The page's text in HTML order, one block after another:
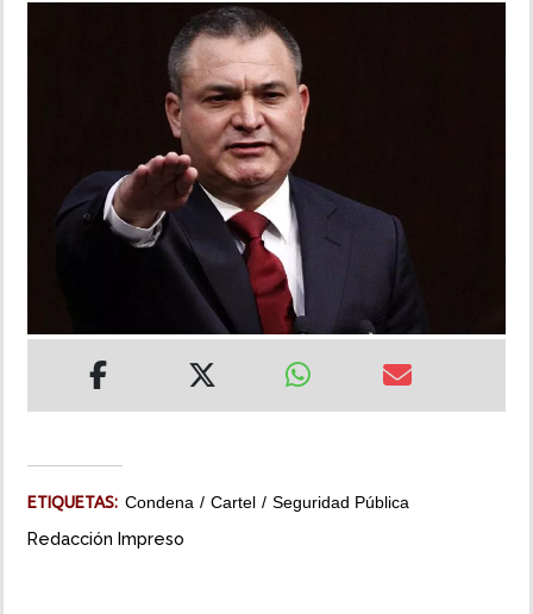
INSÓLITAS
ETIQUETAS: Condena Cartel Seguridad Pública
Redacción Impreso